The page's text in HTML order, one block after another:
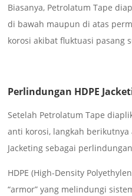
Biasanya, Petrolatum Tape
di bawah maupun di atas
korosi akibat fluktuasi pasang
Perlindungan HDPE
Setelah Petrolatum Tape
anti korosi, langkah berikutnya
Jacketing sebagai
HDPE (High-Density
“armor” yang melindungi